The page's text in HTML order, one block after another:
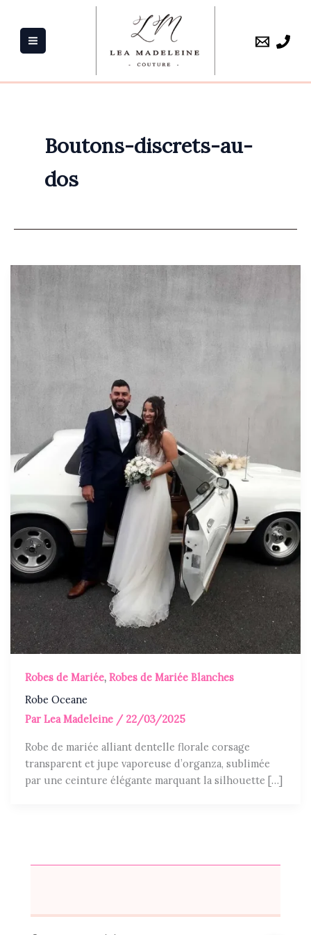
contenu
Boutons-discrets-au-
dos
Robes de Mariée,Robes de Mariée Blanches
Robe Oceane
ParLea Madeleine / 22/03/2025
Robe de mariée alliant dentelle florale corsage
transparent et jupe vaporeuse d’organza, sublimée
par une ceinture élégante marquant la silhouette […]